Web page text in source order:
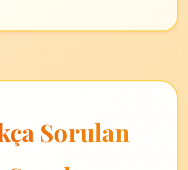
Sorulan